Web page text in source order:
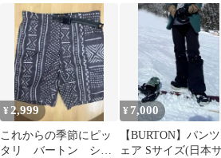
ー スノーサーフィ
¥ 2,999
これからの季節にピッ
タリ バートン ショ
¥ 7,000
【BURTON】パン
ェア Sサイズ(日本